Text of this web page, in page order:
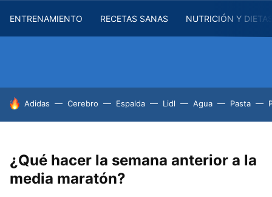
ENTRENAMIENTO RECETAS SANAS NUTRICIÓN Y
HOY SE HABLA DE
Adidas Cerebro Espalda Lidl Agua Pasta
¿Qué hacer la semana anterior a la
media maratón?